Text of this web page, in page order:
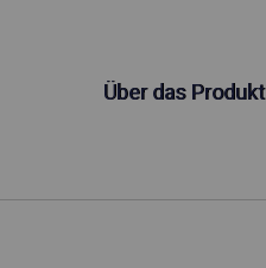
Über das Produkt